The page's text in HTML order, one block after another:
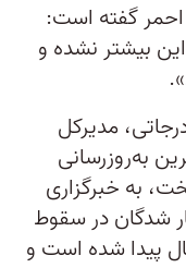
گفته است:
این بیشتر نشده و
مدیرکل
به‌روزرسانی
به خبرگزاری
شدگان در سقوط
پیدا شده است و